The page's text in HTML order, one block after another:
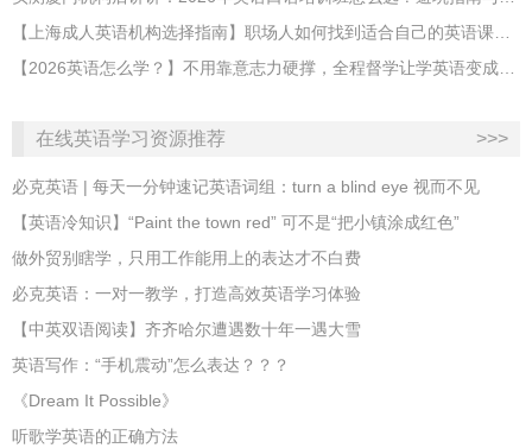
【上海成人英语机构选择指南】职场人如何找到适合自己的英语课程？
【2026英语怎么学？】不用靠意志力硬撑，全程督学让学英语变成日常习惯
在线英语学习资源推荐 >>>
必克英语 | 每天一分钟速记英语词组：turn a blind eye 视而不见
​【英语冷知识】“Paint the town red” 可不是“把小镇涂成红色”
做外贸别瞎学，只用工作能用上的表达才不白费
必克英语：一对一教学，打造高效英语学习体验
【中英双语阅读】齐齐哈尔遭遇数十年一遇大雪
英语写作：“手机震动”怎么表达？？？
《Dream It Possible》
听歌学英语的正确方法